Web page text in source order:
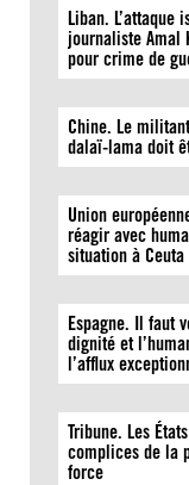
Liban.
journaliste Amal
pour crime de
Chine. Le
dalaï-lama doit
Union
réagir avec
situation à Ceuta
Espagne. Il faut
dignité et
l’afflux
Tribune. Les
complices de la
force